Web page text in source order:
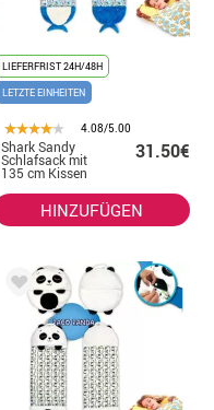
LIEFERFRIST 24H/48H
LETZTE EINHEITEN
4.08/5.00
Shark Sandy
Schlafsack mit
135 cm Kissen
31.50€
HINZUFÜGEN